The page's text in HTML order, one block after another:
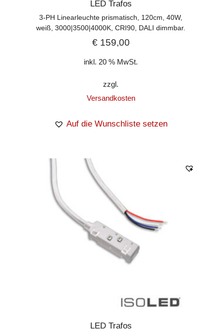
LED Trafos
3-PH Linearleuchte prismatisch, 120cm, 40W,
weiß, 3000|3500|4000K, CRI90, DALI dimmbar.
€159,00
inkl. 20 % MwSt.
zzgl.
Versandkosten
Auf die Wunschliste setzen
LED Trafos